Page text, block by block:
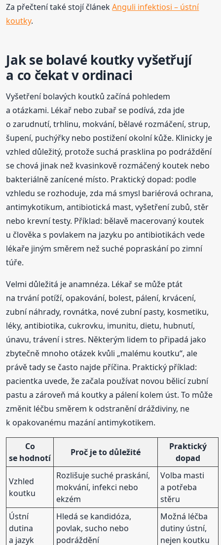
Za přečtení také stojí článekAnguli infektiosi – ústní
koutky.
Jak se bolavé koutky vyšetřují
a co čekat v ordinaci
Vyšetření bolavých koutků začíná pohledem
a otázkami. Lékař nebo zubař se podívá, zda jde
o zarudnutí, trhlinu, mokvání, bělavé rozmáčení, strup,
šupení, puchýřky nebo postižení okolní kůže. Klinicky je
vzhled důležitý, protože suchá prasklina po podráždění
se chová jinak než kvasinkově rozmáčený koutek nebo
bakteriálně zanícené místo. Praktický dopad: podle
vzhledu se rozhoduje, zda má smysl bariérová ochrana,
antimykotikum, antibiotická mast, vyšetření zubů, stěr
nebo krevní testy. Příklad: bělavě macerovaný koutek
u člověka s povlakem na jazyku po antibiotikách vede
lékaře jiným směrem než suché popraskání po zimní
túře.
Velmi důležitá je anamnéza. Lékař se může ptát
na trvání potíží, opakování, bolest, pálení, krvácení,
zubní náhrady, rovnátka, nové zubní pasty, kosmetiku,
léky, antibiotika, cukrovku, imunitu, dietu, hubnutí,
únavu, trávení i stres. Některým lidem to připadá jako
zbytečně mnoho otázek kvůli „malému koutku“, ale
právě tady se často najde příčina. Praktický příklad:
pacientka uvede, že začala používat novou bělicí zubní
pastu a zároveň má koutky a pálení kolem úst. To může
změnit léčbu směrem k odstranění dráždiviny, ne
k opakovanému mazání antimykotikem.
Co
se hodnotí
Proč je to důležité
Praktický
dopad
Vzhled
koutku
Rozlišuje suché praskání,
mokvání, infekci nebo
ekzém
Volba masti
a potřeba
stěru
Ústní
dutina
a jazyk
Hledá se kandidóza,
povlak, sucho nebo
podráždění
Možná léčba
dutiny ústní,
nejen koutku